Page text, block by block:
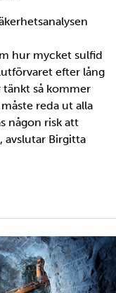
hur mycket sulfid
efter lång
så kommer
reda ut alla
någon risk att
avslutar Birgitta